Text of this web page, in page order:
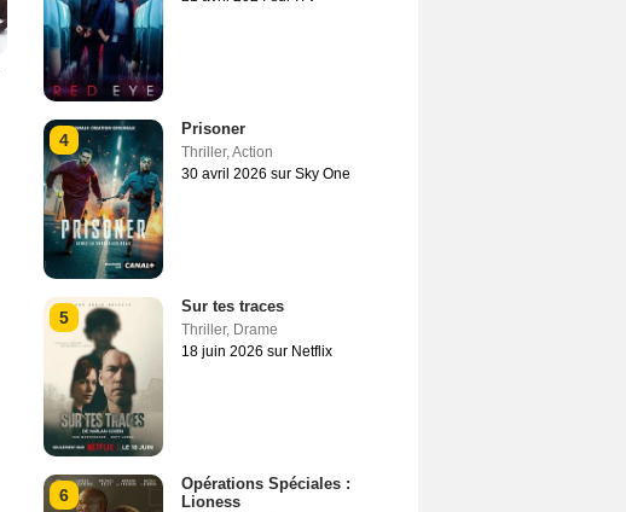
4
Prisoner
Thriller,Action
30 avril 2026 sur Sky One
5
Sur tes traces
Thriller, Drame
18 juin 2026 sur Netflix
6
Opérations Spéciales :
Lioness